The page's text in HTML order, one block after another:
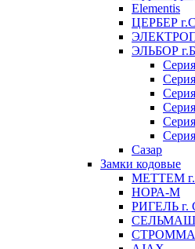
Elementis
ЦЕРБЕР
ЭЛЬБОР
Сазар
Замки кодовые
МЕТТЕМ
НОРА-М
РИГЕЛЬ г.
СЕЛЬМАШ